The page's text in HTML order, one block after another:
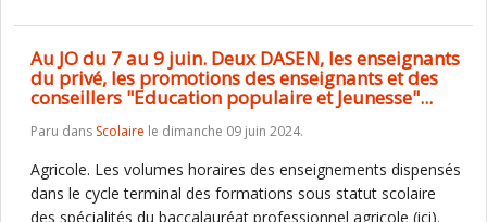
Au JO du 7 au 9 juin. Deux DASEN, les enseignants
du privé, les promotions des enseignants et des
conseillers "Education populaire et Jeunesse"...
Paru dans Scolaire le dimanche 09 juin 2024.
Agricole. Les volumes horaires des enseignements dispensés
dans le cycle terminal des formations sous statut scolaire
des spécialités du baccalauréat professionnel agricole (ici).